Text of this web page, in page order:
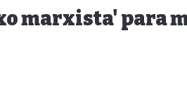
marxista' para